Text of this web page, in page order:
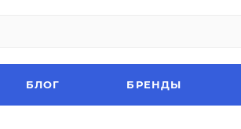
БЛОГ БРЕНДЫ